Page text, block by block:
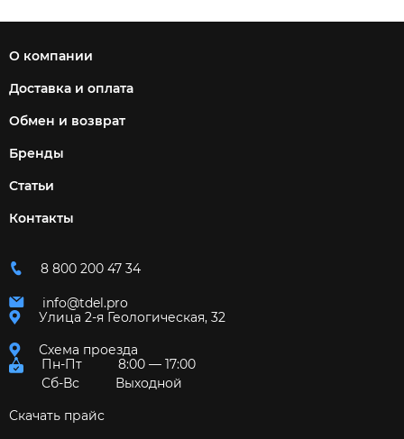
О компании
Доставка и оплата
Обмен и возврат
Бренды
Статьи
Контакты
8 800 200 47 34
info@tdel.pro
Улица 2-я Геологическая, 32
Схема проезда
Пн-Пт
8:00 — 17:00
Сб-Вс
Выходной
Скачать прайс